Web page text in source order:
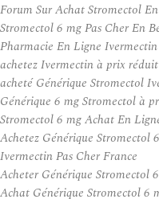
Forum Sur Achat Stromectol
Stromectol 6 mg Pas Cher En
Pharmacie En Ligne
achetez Ivermectin à prix réduit
acheté Générique Stromectol
Générique 6 mg Stromectol à
Stromectol 6 mg Achat En
Achetez Générique Stromectol
Ivermectin Pas Cher France
Acheter Générique Stromectol
Achat Générique Stromectol 6